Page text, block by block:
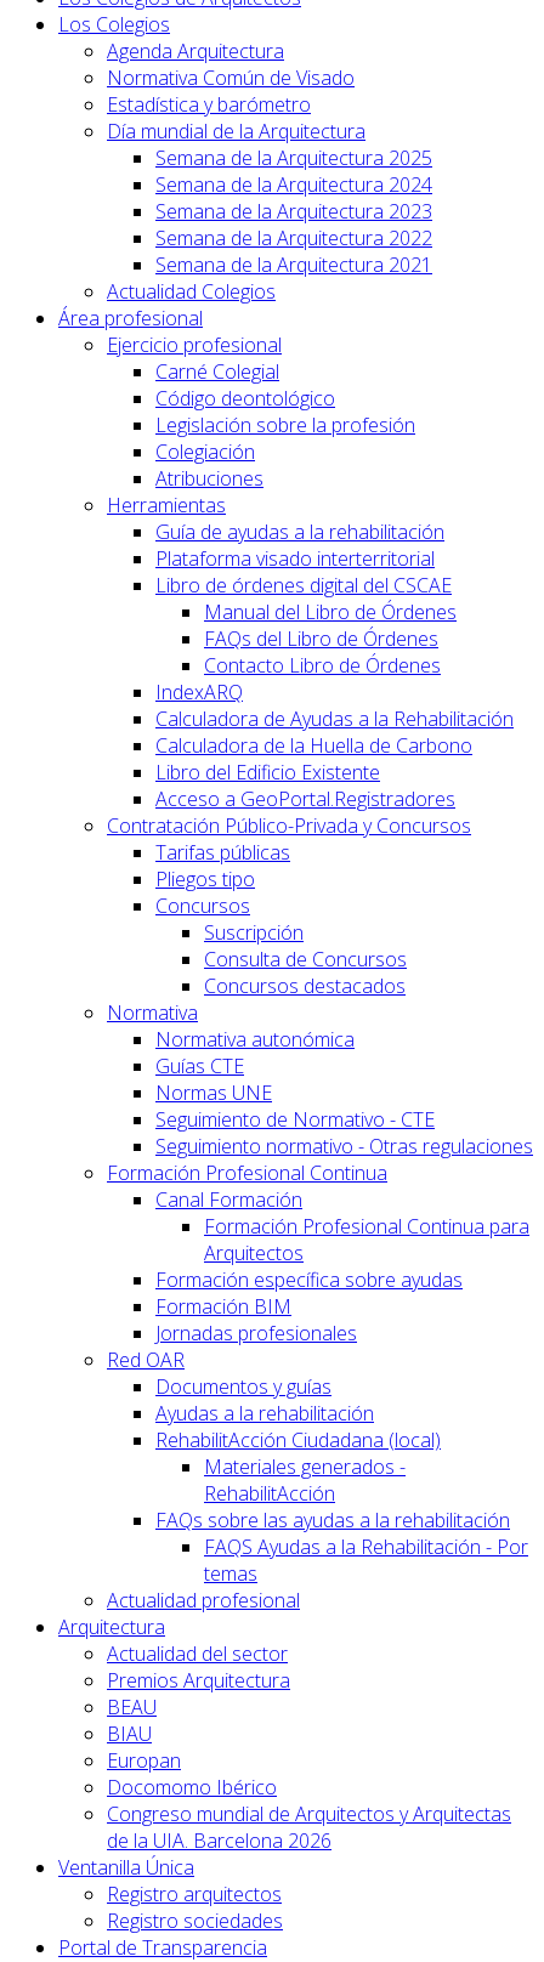
Los Colegios
Agenda Arquitectura
Normativa Común de Visado
Estadística y barómetro
Día mundial de la Arquitectura
Semana de la Arquitectura 2025
Semana de la Arquitectura 2024
Semana de la Arquitectura 2023
Semana de la Arquitectura 2022
Semana de la Arquitectura 2021
Actualidad Colegios
Área profesional
Ejercicio profesional
Carné Colegial
Código deontológico
Legislación sobre la profesión
Colegiación
Atribuciones
Herramientas
Guía de ayudas a la rehabilitación
Plataforma visado interterritorial
Libro de órdenes digital del CSCAE
Manual del Libro de Órdenes
FAQs del Libro de Órdenes
Contacto Libro de Órdenes
IndexARQ
Calculadora de Ayudas a la Rehabilitación
Calculadora de la Huella de Carbono
Libro del Edificio Existente
Acceso a GeoPortal.Registradores
Contratación Público-Privada y Concursos
Tarifas públicas
Pliegos tipo
Concursos
Suscripción
Consulta de Concursos
Concursos destacados
Normativa
Normativa autonómica
Guías CTE
Normas UNE
Seguimiento de Normativo - CTE
Seguimiento normativo - Otras regulaciones
Formación Profesional Continua
Canal Formación
Formación Profesional Continua para
Arquitectos
Formación específica sobre ayudas
Formación BIM
Jornadas profesionales
Red OAR
Documentos y guías
Ayudas a la rehabilitación
RehabilitAcción Ciudadana (local)
Materiales generados -
RehabilitAcción
FAQs sobre las ayudas a la rehabilitación
FAQS Ayudas a la Rehabilitación - Por
temas
Actualidad profesional
Arquitectura
Actualidad del sector
Premios Arquitectura
BEAU
BIAU
Europan
Docomomo Ibérico
Congreso mundial de Arquitectos y Arquitectas
de la UIA. Barcelona 2026
Ventanilla Única
Registro arquitectos
Registro sociedades
Portal de Transparencia